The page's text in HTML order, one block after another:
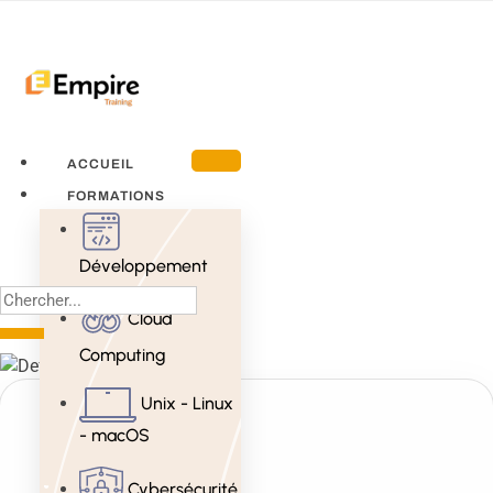
ACCUEIL
FORMATIONS
Développement
Cloud
Computing
Unix - Linux
- macOS